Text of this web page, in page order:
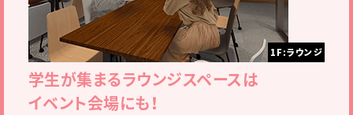
1F:ラウンジ
学生が集まるラウンジスペースは
イベント会場にも！